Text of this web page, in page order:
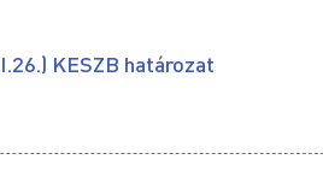
KESZB határozat